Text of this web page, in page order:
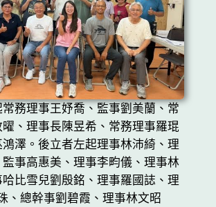
務理事王妤喬、監事劉美蘭、常
、理事長陳昱希、常務理事羅琨
澤。後立者左起理事林沛綺、理
事高惠美、理事李畇儀、理事林
比雪兒劉殷銘、理事羅國誌、理
、總幹事劉碧霞、理事林文昭